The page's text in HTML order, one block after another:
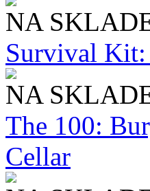
NA
Survival Kit:
NA
The 100:
Cellar